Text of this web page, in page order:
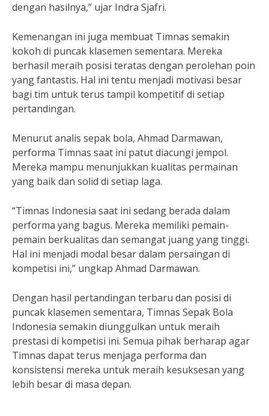
dengan hasilnya,” ujar Indra Sjafri.
Kemenangan ini juga membuat Timnas semakin
kokoh di puncak klasemen sementara. Mereka
berhasil meraih posisi teratas dengan perolehan poin
yang fantastis. Hal ini tentu menjadi motivasi besar
bagi tim untuk terus tampil kompetitif di setiap
pertandingan.
Menurut analis sepak bola, Ahmad Darmawan,
performa Timnas saat ini patut diacungi jempol.
Mereka mampu menunjukkan kualitas permainan
yang baik dan solid di setiap laga.
“Timnas Indonesia saat ini sedang berada dalam
performa yang bagus. Mereka memiliki pemain-
pemain berkualitas dan semangat juang yang tinggi.
Hal ini menjadi modal besar dalam persaingan di
kompetisi ini,” ungkap Ahmad Darmawan.
Dengan hasil pertandingan terbaru dan posisi di
puncak klasemen sementara, Timnas Sepak Bola
Indonesia semakin diunggulkan untuk meraih
prestasi di kompetisi ini. Semua pihak berharap agar
Timnas dapat terus menjaga performa dan
konsistensi mereka untuk meraih kesuksesan yang
lebih besar di masa depan.